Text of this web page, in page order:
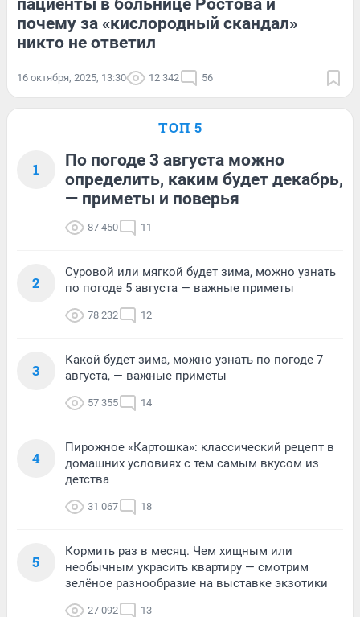
почему за «кислородный скандал»
никто не ответил
16 октября, 2025, 13:30 12 342 56
ТОП 5
1
По погоде 3 августа можно
определить, каким будет декабрь,
— приметы и поверья
87 450 11
2
Суровой или мягкой будет зима, можно узнать
по погоде 5 августа — важные приметы
78 232 12
3
Какой будет зима, можно узнать по погоде 7
августа, — важные приметы
57 355 14
4
Пирожное «Картошка»: классический рецепт в
домашних условиях с тем самым вкусом из
детства
31 067 18
5
Кормить раз в месяц. Чем хищным или
необычным украсить квартиру — смотрим
зелёное разнообразие на выставке экзотики
27 092 13